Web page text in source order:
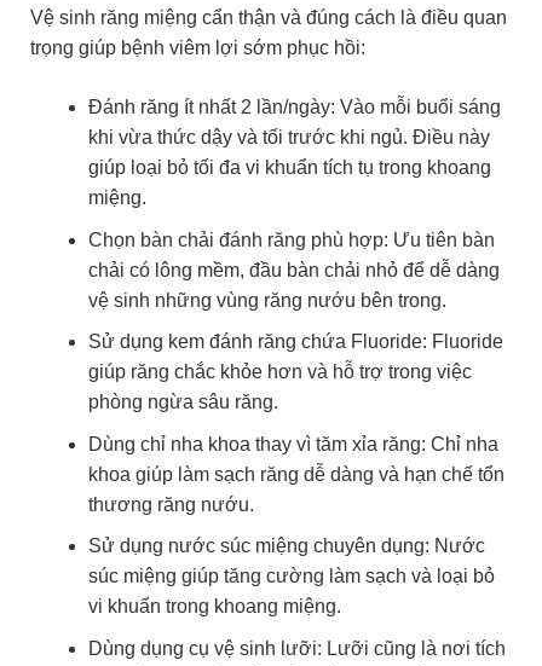
Vệ sinh răng miệng cẩn thận và đúng cách là điều quan
trọng giúp bệnh viêm lợi sớm phục hồi:
Đánh răng ít nhất 2 lần/ngày: Vào mỗi buổi sáng
khi vừa thức dậy và tối trước khi ngủ. Điều này
giúp loại bỏ tối đa vi khuẩn tích tụ trong khoang
miệng.
Chọn bàn chải đánh răng phù hợp: Ưu tiên bàn
chải có lông mềm, đầu bàn chải nhỏ để dễ dàng
vệ sinh những vùng răng nướu bên trong.
Sử dụng kem đánh răng chứa Fluoride: Fluoride
giúp răng chắc khỏe hơn và hỗ trợ trong việc
phòng ngừa sâu răng.
Dùng chỉ nha khoa thay vì tăm xỉa răng: Chỉ nha
khoa giúp làm sạch răng dễ dàng và hạn chế tổn
thương răng nướu.
Sử dụng nước súc miệng chuyên dụng: Nước
súc miệng giúp tăng cường làm sạch và loại bỏ
vi khuẩn trong khoang miệng.
Dùng dụng cụ vệ sinh lưỡi: Lưỡi cũng là nơi tích